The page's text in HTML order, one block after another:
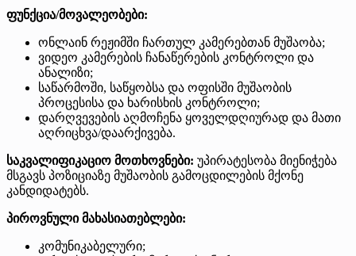
ფუნქცია/მოვალეობები:
ონლაინ რეჟიმში ჩართულ კამერებთან მუშაობა;
ვიდეო კამერების ჩანაწერების კონტროლი და
ანალიზი;
საწარმოში, საწყობსა და ოფისში მუშაობის
პროცესისა და ხარისხის კონტროლი;
დარღვევების აღმოჩენა ყოველდღიურად და მათი
აღრიცხვა/დაარქივება.
საკვალიფიკაციო მოთხოვნები: უპირატესობა მიენიჭება
მსგავს პოზიციაზე მუშაობის გამოცდილების მქონე
კანდიდატებს.
პიროვნული მახასიათებლები:
კომუნიკაბელური;